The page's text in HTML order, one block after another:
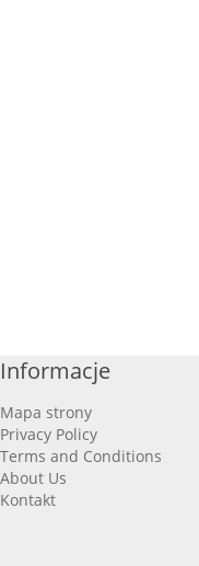
Informacje
Mapa strony
Privacy Policy
Terms and Conditions
About Us
Kontakt